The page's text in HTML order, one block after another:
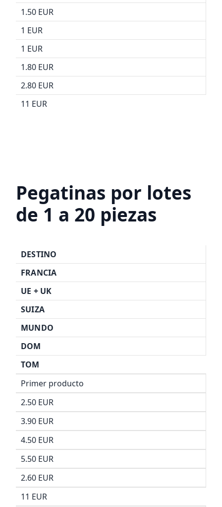
1.50 EUR
1 EUR
1 EUR
1.80 EUR
2.80 EUR
11 EUR
Pegatinas por lotes
de 1 a 20 piezas
DESTINO
FRANCIA
UE + UK
SUIZA
MUNDO
DOM
TOM
Primer producto
2.50 EUR
3.90 EUR
4.50 EUR
5.50 EUR
2.60 EUR
11 EUR